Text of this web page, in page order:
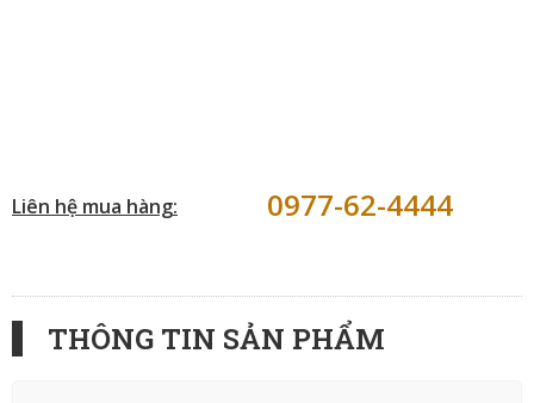
Liên hệ mua hàng: 0977-62-4444
THÔNG TIN SẢN PHẨM